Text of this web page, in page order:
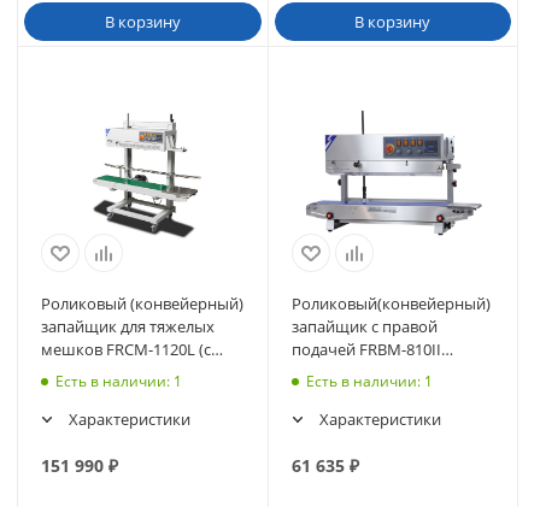
В корзину В корзину
Роликовый (конвейерный)
запайщик для тяжелых
мешков FRCM-1120L (с
датером)
Есть в наличии: 1
Характеристики
151 990 ₽
Роликовый(конвейерный)
запайщик с правой
подачей FRBM-810II
(вертик., счетчик пакетов)
Есть в наличии: 1
Характеристики
61 635₽